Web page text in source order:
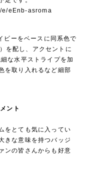
eEnb-asroma
ーをベースに同系色で
を配し、アクセントに
な水平ストライプを加
を取り入れるなど細部
ント
をとても気に入ってい
きな意味を持つバッジ
ンの皆さんからも好意